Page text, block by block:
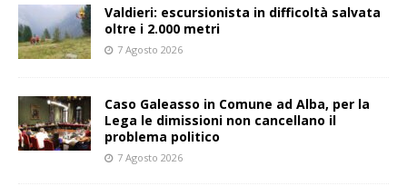
Valdieri: escursionista in difficoltà salvata
oltre i 2.000 metri
7 Agosto 2026
Caso Galeasso in Comune ad Alba, per la
Lega le dimissioni non cancellano il
problema politico
7 Agosto 2026